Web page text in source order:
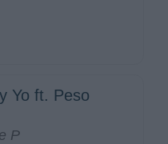
Yo ft. Peso
P